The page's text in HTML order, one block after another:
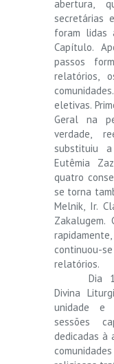
abertura,
secretárias
foram lidas
Capítulo.
passos
relatórios,
eletivas.
Geral na
verdade,
substituiu
Eutêmia
quatro
se torna
Melnik, Ir.
Zakalugem.
continuou-
relatórios.
Dia
Divina
unidade e
sessões
dedicadas à